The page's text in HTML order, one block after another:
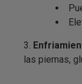
las piernas,